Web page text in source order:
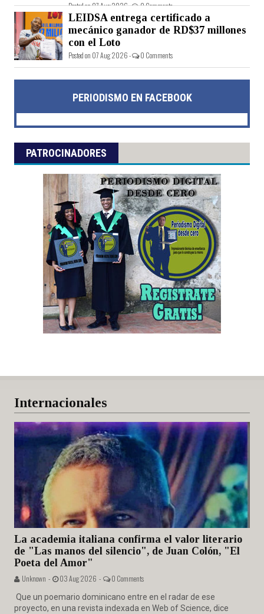
Posted on 07 Aug 2026 - 0 Comments
LEIDSA entrega certificado a
mecánico ganador de RD$37 millones
con el Loto
Posted on 07 Aug 2026 - 0 Comments
PERIODISMO EN FACEBOOK
PATROCINADORES
Internacionales
La academia italiana confirma el valor literario
de "Las manos del silencio", de Juan Colón, "El
Poeta del Amor"
Unknown - 03 Aug 2026 - 0 Comments
Que un poemario dominicano entre en el radar de ese
proyecto, en una revista indexada en Web of Science, dice